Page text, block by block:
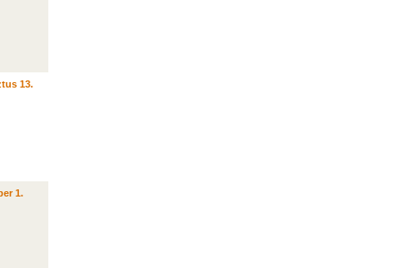
13.
1.